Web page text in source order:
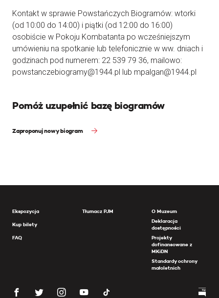
Kontakt w sprawie Powstańczych Biogramów: wtorki
(od 10:00 do 14:00) i piątki (od 12:00 do 16:00)
osobiście w Pokoju Kombatanta po wcześniejszym
umówieniu na spotkanie lub telefonicznie w ww. dniach i
godzinach pod numerem: 22 539 79 36, mailowo:
powstanczebiogramy@1944.pl lub mpalgan@1944.pl
Pomóż uzupełnić bazę biogramów
Zaproponuj nowy biogram
Ekspozycja
Kup bilety
FAQ
Tłumacz PJM
O Muzeum
Deklaracja
dostępności
Projekty
dofinansowane z
MKiDN
Standardy ochrony
małoletnich